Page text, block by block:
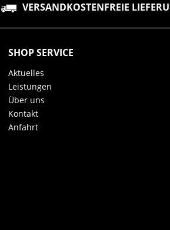
VERSANDKOSTENFREIE
SHOP SERVICE
Aktuelles
Leistungen
Über uns
Kontakt
Anfahrt